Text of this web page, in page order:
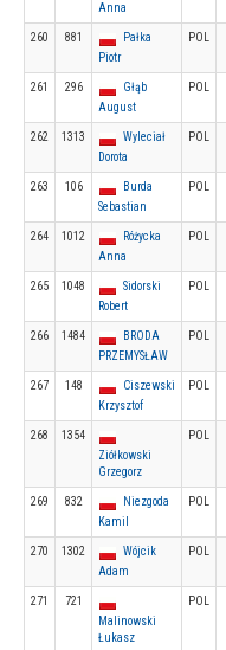
Anna
260 881
Pałka
Piotr
POL
261 296
Głąb
August
POL
262 1313
Wyleciał
Dorota
POL
263 106
Burda
Sebastian
POL
264 1012
Różycka
Anna
POL
265 1048
Sidorski
Robert
POL
266 1484
BRODA
PRZEMYSŁAW
POL
267 148
Ciszewski
Krzysztof
POL
268
1354
Ziółkowski
Grzegorz
POL
269 832
Niezgoda
Kamil
POL
270 1302
Wójcik
Adam
POL
271
721
Malinowski
Łukasz
POL